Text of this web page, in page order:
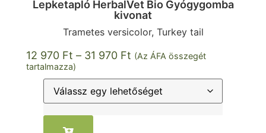
Lepketapló HerbalVet Bio Gyógygomba
kivonat
Trametes versicolor, Turkey tail
12 970 Ft – 31 970 Ft (Az ÁFA összegét
tartalmazza)